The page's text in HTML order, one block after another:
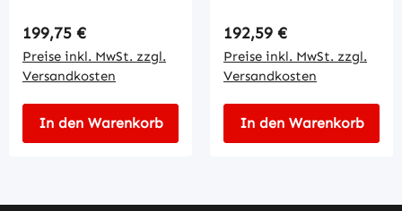
Regulärer Preis:
199,75 €
Preise inkl. MwSt. zzgl.
Versandkosten
In den Warenkorb
Regulärer Preis:
192,59 €
Preise inkl. MwSt. zzgl.
Versandkosten
In den Warenkorb